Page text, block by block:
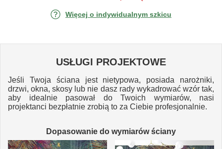
Więcej o indywidualnym szkicu
USŁUGI PROJEKTOWE
Jeśli Twoja ściana jest nietypowa, posiada narożniki,
drzwi, okna, skosy lub nie dasz rady wykadrować wzór tak,
aby idealnie pasował do Twoich wymiarów, nasi
projektanci bezpłatnie zrobią to za Ciebie profesjonalnie.
Dopasowanie do wymiarów ściany